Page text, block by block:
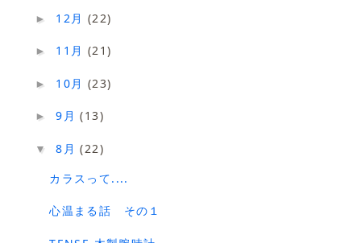
► 12月 (22)
► 11月 (21)
► 10月 (23)
►9月(13)
▼8月(22)
カラスって....
心温まる話 その１